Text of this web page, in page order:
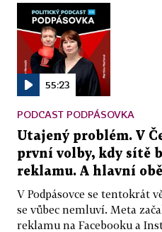
55:23
PODCAST PODPÁSOVKA
Utajený problém. V
první volby, kdy sítě
reklamu. A hlavní
V Podpásovce se tentokrát
se vůbec nemluví. Meta
reklamu na Facebooku a